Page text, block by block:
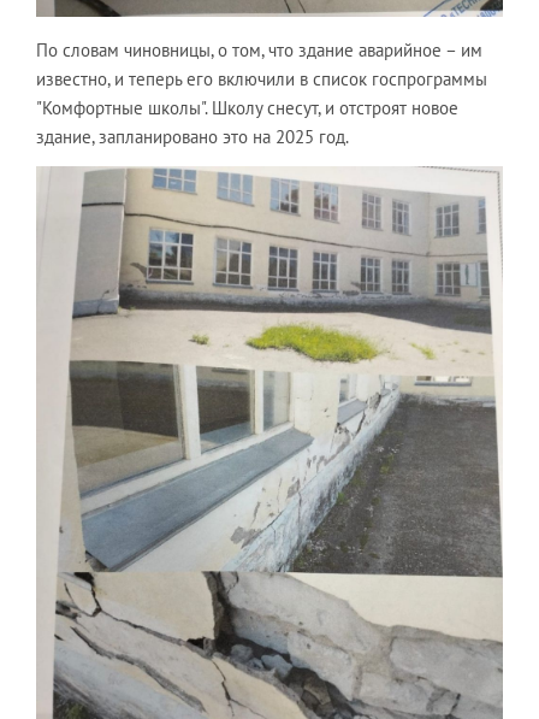
По словам чиновницы, о том, что здание аварийное – им
известно, и теперь его включили в список госпрограммы
"Комфортные школы". Школу снесут, и отстроят новое
здание, запланировано это на 2025 год.